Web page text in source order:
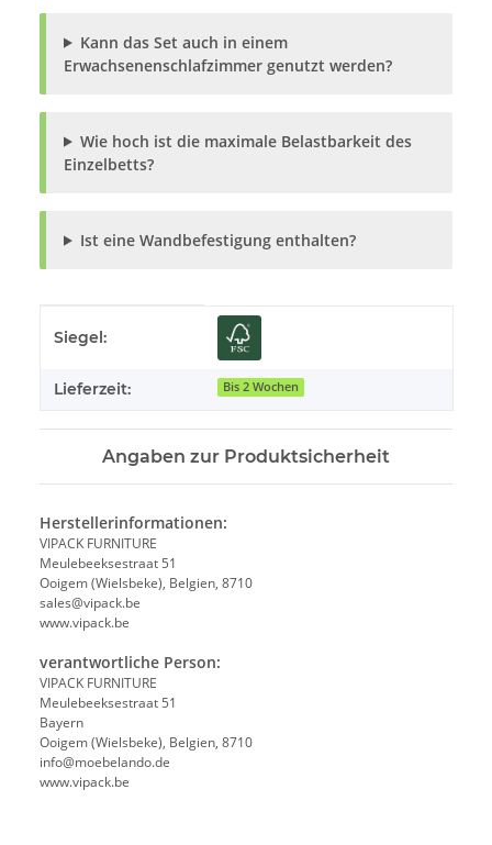
Kann das Set auch in einem
Erwachsenenschlafzimmer genutzt werden?
Wie hoch ist die maximale Belastbarkeit des
Einzelbetts?
Ist eine Wandbefestigung enthalten?
Siegel:
Lieferzeit: Bis 2 Wochen
Angaben zur Produktsicherheit
Herstellerinformationen:
VIPACK FURNITURE
Meulebeeksestraat 51
Ooigem (Wielsbeke), Belgien, 8710
sales@vipack.be
www.vipack.be
verantwortliche Person:
VIPACK FURNITURE
Meulebeeksestraat 51
Bayern
Ooigem (Wielsbeke), Belgien, 8710
info@moebelando.de
www.vipack.be